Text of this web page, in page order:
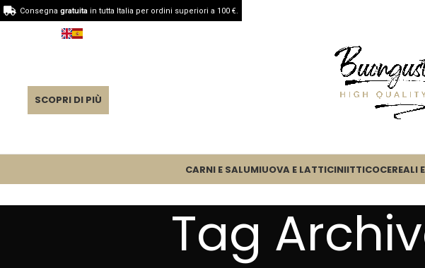
SCOPRI DI PIÙ
CARNI E SALUMIUOVA E LATTICINIITTICOCEREALI
Tag
Consegna gratuitain tutta Italia per ordini superiori a 100 €.